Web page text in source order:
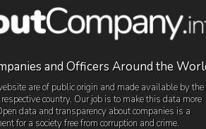
and Officers Around the
are of public origin and made available by the
country. Our job is to make this data more
data and transparency about companies is a
for a society free from corruption and crime.